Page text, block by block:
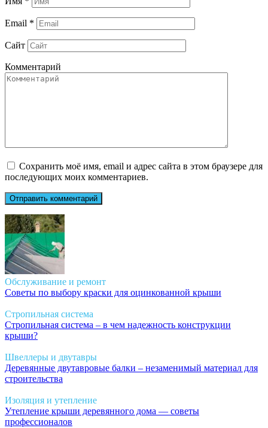
Email *
Сайт
Комментарий
Сохранить моё имя, email и адрес сайта в этом браузере для
последующих моих комментариев.
Обслуживание и ремонт
Советы по выбору краски для оцинкованной крыши
Стропильная система
Стропильная система – в чем надежность конструкции
крыши?
Швеллеры и двутавры
Деревянные двутавровые балки – незаменимый материал для
строительства
Изоляция и утепление
Утепление крыши деревянного дома — советы
профессионалов